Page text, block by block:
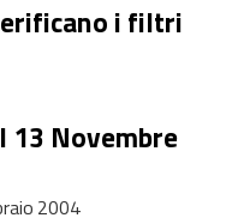
i filtri
13 Novembre
2004